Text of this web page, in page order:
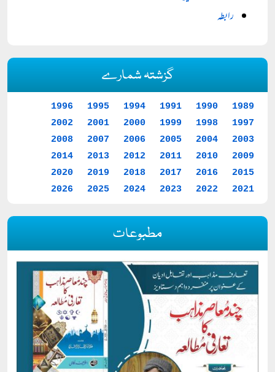
رابطہ
گزشتہ شمارے
1989
1990
1991
1994
1995
1996
1997
1998
1999
2000
2001
2002
2003
2004
2005
2006
2007
2008
2009
2010
2011
2012
2013
2014
2015
2016
2017
2018
2019
2020
2021
2022
2023
2024
2025
2026
مطبوعات